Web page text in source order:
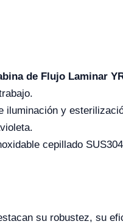
de Flujo Laminar
iluminación y
cepillado
su robustez, su